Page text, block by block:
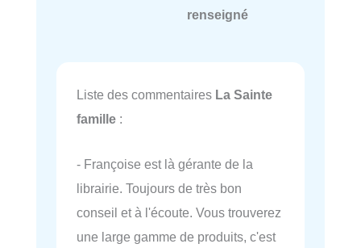
renseigné
Liste des commentaires La Sainte
famille :
- Françoise est là gérante de la
librairie. Toujours de très bon
conseil et à l'écoute. Vous trouverez
une large gamme de produits, c'est